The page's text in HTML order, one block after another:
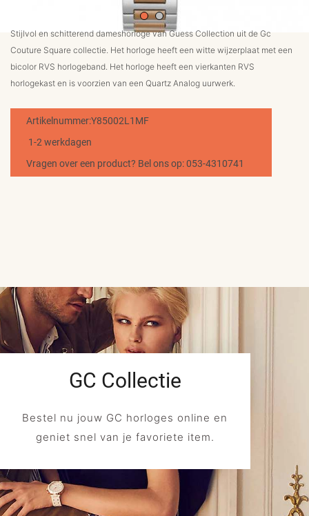
Stijlvol en schitterend dameshorloge van Guess Collection uit de Gc
Couture Square collectie. Het horloge heeft een witte wijzerplaat met een
bicolor RVS horlogeband. Het horloge heeft een vierkanten RVS
horlogekast en is voorzien van een Quartz Analog uurwerk.
Artikelnummer:Y85002L1MF
1-2 werkdagen
Vragen over een product? Bel ons op: 053-4310741
GC Collectie
Bestel nu jouw GC horloges online en
geniet snel van je favoriete item.